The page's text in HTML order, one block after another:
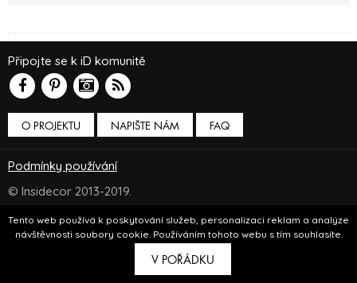
Tento web používá k poskytování služeb, personalizaci reklam a analýze
návštěvnosti soubory cookie. Používáním tohoto webu s tím souhlasíte.
V POŘÁDKU
O PROJEKTU NAPIŠTE NÁM
Připojte se k iD komunitě
FAQ
Podmínky používání
© Insidecor 2013-2019.
ve spolupráci sBioportaBreezy